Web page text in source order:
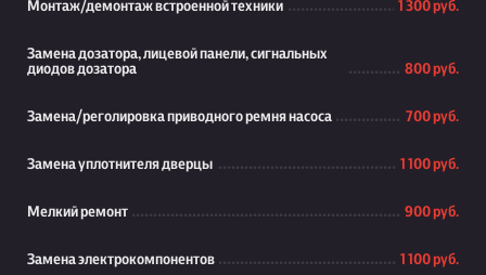
Монтаж/демонтаж встроенной техники 1 300 руб.
Замена дозатора, лицевой панели, сигнальных
диодов дозатора
800 руб.
Замена/реголировка приводного ремня насоса 700 руб.
Замена уплотнителя дверцы 1 100 руб.
Мелкий ремонт 900 руб.
Замена электрокомпонентов 1 100 руб.